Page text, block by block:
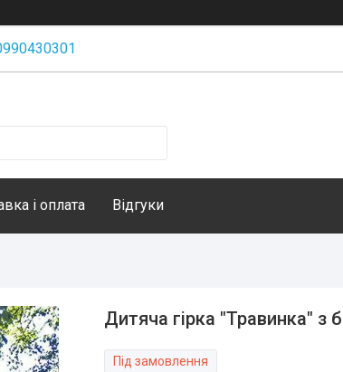
і оплата Відгуки
Дитяча гірка "Травинка" з
Під замовлення